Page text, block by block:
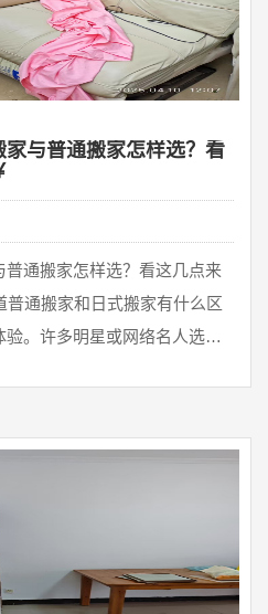
家与普通搬家怎样选？看
普通搬家怎样选？看这几点来
普通搬家和日式搬家有什么区
。许多明星或网络名人选择
比普通搬家高，不得不说日
省心。虽然普通搬家的价格
搬家公司的服务也得到了大
是搬家的首选。很多朋友